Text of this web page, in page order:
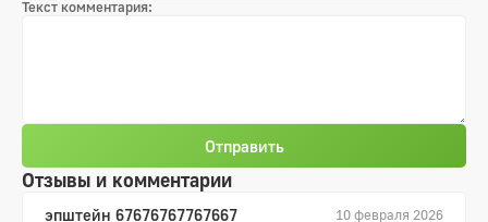
Отзывы и комментарии
эпштейн 67676767767667 10 февраля 2026
Текст комментария:
Отправить